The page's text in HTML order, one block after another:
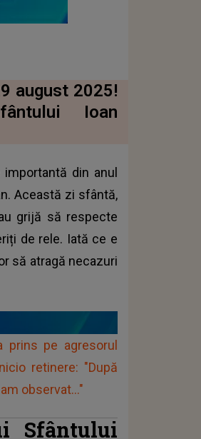
august 2025!
Ioan
din anul
Această zi sfântă,
grijă să respecte
de rele. Iată ce e
să atragă necazuri
prins pe agresorul
retinere: "După
observat..."
Sfântului